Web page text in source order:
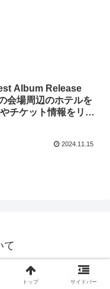
Album Release
会場周辺のホテルを
チケット情報をリサ
2024.11.15
て
トップ サイドバー